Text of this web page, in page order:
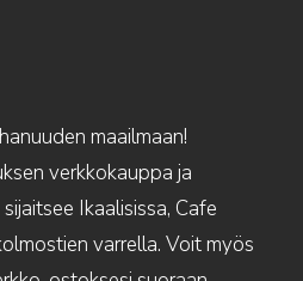
maailmaan!
verkkokauppa ja
Ikaalisissa, Cafe
varrella. Voit myös